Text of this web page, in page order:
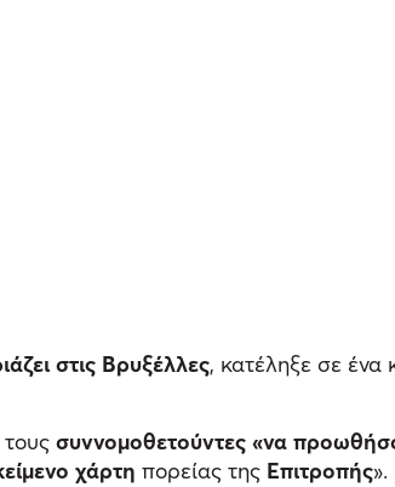
στις Βρυξέλλες, κατέληξε σε ένα
τους συννομοθετούντες «να
χάρτη πορείας της Επιτροπής».